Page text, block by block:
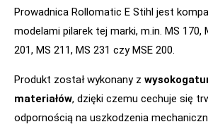
Prowadnica Rollomatic E Stihl jest
modelami pilarek tej marki, m.in. MS 170,
201, MS 211, MS 231 czy MSE 200.
Produkt został wykonany z
materiałów, dzięki czemu cechuje się
odpornością na uszkodzenia